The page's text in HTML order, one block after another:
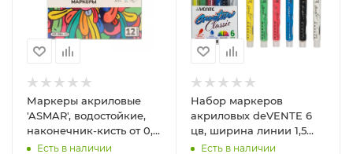
Маркеры акриловые
'ASMAR', водостойкие,
наконечник-кисть от 0,5
до 5 мм, (12 шт;уп), AR-
Есть в наличии
Набор маркеров
акриловых deVENTE 6
цв, ширина линии 1,5
мм, 5044302
Есть в наличии